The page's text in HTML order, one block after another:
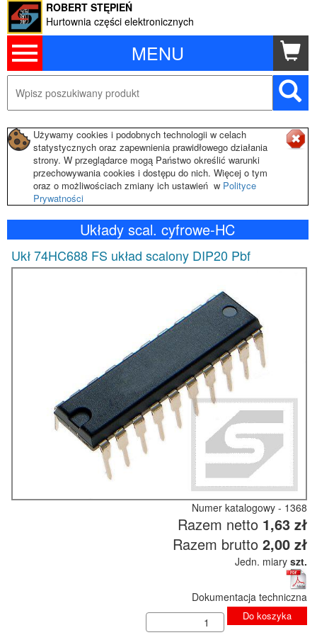
MENU
ROBERT STĘPIEŃ
Hurtownia części elektronicznych
Używamy cookies i podobnych technologii w celach
statystycznych oraz zapewnienia prawidłowego działania
strony. W przeglądarce mogą Państwo określić warunki
przechowywania cookies i dostępu do nich. Więcej o tym
oraz o możliwościach zmiany ich ustawień w Polityce
Prywatności
Układy scal. cyfrowe-HC
Ukł 74HC688 FS układ scalony DIP20 Pbf
Numer katalogowy - 1368
Razem netto 1,63 zł
Razem brutto 2,00 zł
Jedn. miary szt.
Dokumentacja techniczna
Do koszyka